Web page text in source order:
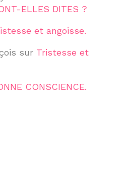
ELLES DITES ?
et angoisse.
sur Tristesse et
CONSCIENCE.